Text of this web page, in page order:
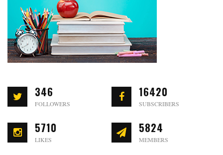
346
FOLLOWERS
16420
SUBSCRIBERS
5710
LIKES
5824
MEMBERS